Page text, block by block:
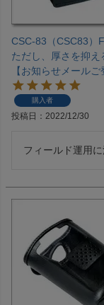
CSC-83（CSC83）
ただし、厚さを抑え
【お知らせメールご
購入者
投稿日 2022/12/30
フィールド運用